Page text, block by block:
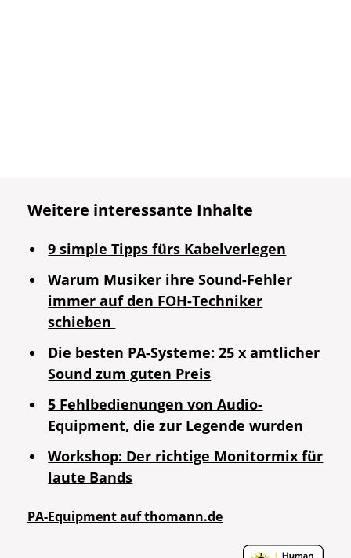
Weitere interessante Inhalte
9 simple Tipps fürs Kabelverlegen
Warum Musiker ihre Sound-Fehler
immer auf den FOH-Techniker
schieben
Die besten PA-Systeme: 25 x amtlicher
Sound zum guten Preis
5 Fehlbedienungen von Audio-
Equipment, die zur Legende wurden
Workshop: Der richtige Monitormix für
laute Bands
PA-Equipment auf thomann.de